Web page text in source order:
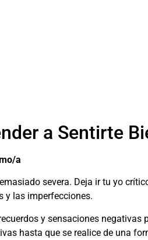
a Sentirte
a
severa. Deja ir tu yo
y las imperfecciones.
y sensaciones
hasta que se realice de una